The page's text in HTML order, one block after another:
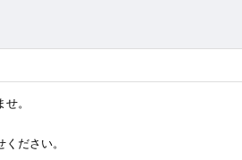
。
ださい。